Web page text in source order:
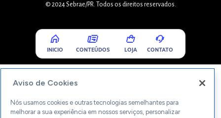
© 2024 Sebrae/PR. Todos os direitos reservados.
INICIO CONTEÚDOS LOJA CONTATO
Aviso de Cookies
Nós usamos cookies e outras tecnologias semelhantes para
melhorar a sua experiência em nossos serviços, personalizar